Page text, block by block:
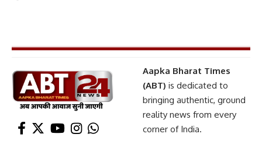
Aapka Bharat Times
(ABT) is dedicated to
bringing authentic, ground
reality news from every
corner of India.